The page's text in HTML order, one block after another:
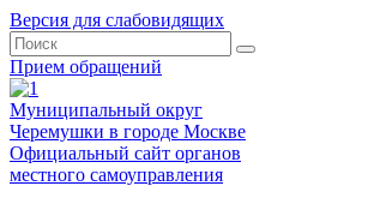
Версия для слабовидящих
Прием обращений
Муниципальный округ
Черемушки в городе Москве
Официальный сайт органов
местного самоуправления